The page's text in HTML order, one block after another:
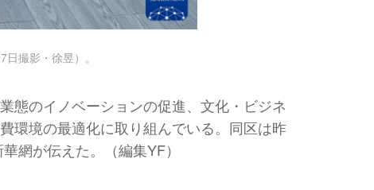
撮影・徐昱）。
態のイノベーションの促進、文化・ビジネ
環境の最適化に取り組んでいる。同区は昨
網が伝えた。（編集YF）